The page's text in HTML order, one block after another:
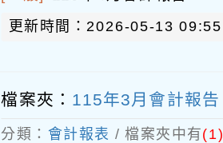
更新時間：2026-05-13 09:55
檔案夾： 115年3月會計報告
分類： 會計報表 / 檔案夾中有(1)